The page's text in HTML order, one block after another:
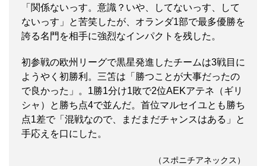
「関係ないっす。意識？いや、してないっす、して
ないっす」と苦笑したが、オランダ1部で最多優勝を
誇る名門を相手に強烈なインパクトを残した。
初参戦の欧州リーグで黒星発進したチームは3戦目に
ようやく初勝利。三笘は「勝つことが大事だったの
で良かった」。1勝1分け1敗で2位AEKアテネ（ギリ
シャ）と勝ち点4で並んだ。首位マルセイユとも勝ち
点1差で「混戦なので、まだまだチャンスはある」と
手応えを口にした。
（スポニチアネックス）